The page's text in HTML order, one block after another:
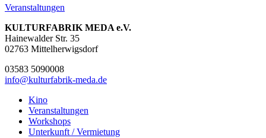
Veranstaltungen
KULTURFABRIK MEDA e.V.
Hainewalder Str. 35
02763 Mittelherwigsdorf
03583 5090008
info@kulturfabrik-meda.de
Kino
Veranstalt­ungen
Workshops
Unterkunft / Vermietung